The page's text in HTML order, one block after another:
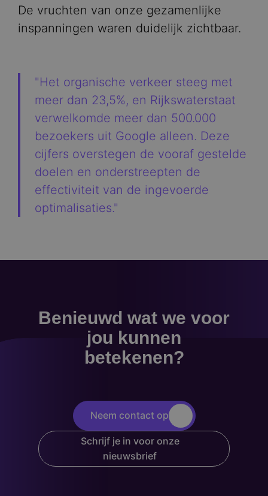
De vruchten van onze gezamenlijke
inspanningen waren duidelijk zichtbaar.
"Het organische verkeer steeg met
meer dan 23,5%, en Rijkswaterstaat
verwelkomde meer dan 500.000
bezoekers uit Google alleen. Deze
cijfers overstegen de vooraf gestelde
doelen en onderstreepten de
effectiviteit van de ingevoerde
optimalisaties."
Benieuwd wat we voor
jou kunnen
betekenen?
Neem contact op
Schrijf je in voor onze
nieuwsbrief